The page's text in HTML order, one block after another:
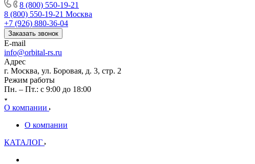
8 (800) 550-19-21
8 (800) 550-19-21 Москва
+7 (926) 880-36-04
Заказать звонок
E-mail
info@orbital-rs.ru
Адрес
г. Москва, ул. Боровая, д. 3, стр. 2
Режим работы
Пн. – Пт.: с 9:00 до 18:00
О компании
О компании
КАТАЛОГ